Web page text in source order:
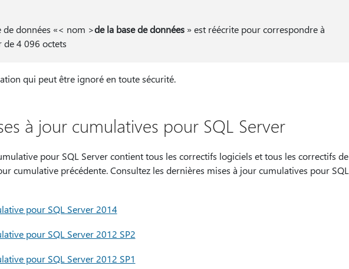
de données «< nom >de la base de données» est réécrite pour correspondre à
de 4 096 octets
qui peut être ignoré en toute sécurité.
à jour cumulatives pour SQL Server
pour SQL Server contient tous les correctifs logiciels et tous les correctifs de
cumulative précédente. Consultez les dernières mises à jour cumulatives pour SQL
pour SQL Server 2014
pour SQL Server 2012 SP2
pour SQL Server 2012 SP1